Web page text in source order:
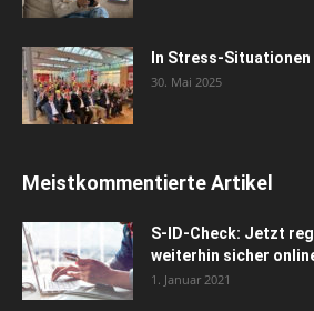
In Stress-
30. Mai 2025
Meistkommentierte Artikel
S-ID-Check: Jetzt
weiterhin sicher
1. Januar 2021